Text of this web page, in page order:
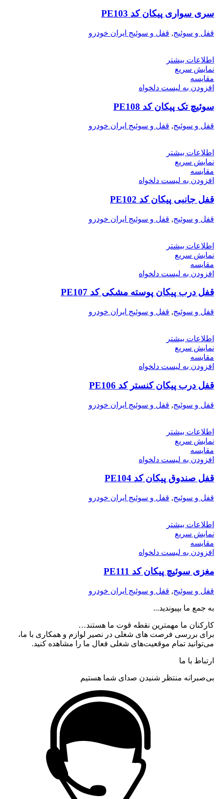
سری سواری پیکان کد PE103
قفل و سوئیج, قفل و سوئیج ایران خودرو
اطلاعات بیشتر
نمایش سریع
مقایسه
افزودن به لیست دلخواه
سوئیچ تک پیکان کد PE108
قفل و سوئیج, قفل و سوئیج ایران خودرو
اطلاعات بیشتر
نمایش سریع
مقایسه
افزودن به لیست دلخواه
قفل جانبی پیکان کد PE102
قفل و سوئیج, قفل و سوئیج ایران خودرو
اطلاعات بیشتر
نمایش سریع
مقایسه
افزودن به لیست دلخواه
قفل درب پیکان پوسته مشکی کد PE107
قفل و سوئیج, قفل و سوئیج ایران خودرو
اطلاعات بیشتر
نمایش سریع
مقایسه
افزودن به لیست دلخواه
قفل درب پیکان کنستر کد PE106
قفل و سوئیج, قفل و سوئیج ایران خودرو
اطلاعات بیشتر
نمایش سریع
مقایسه
افزودن به لیست دلخواه
قفل صندوق پیکان کد PE104
قفل و سوئیج, قفل و سوئیج ایران خودرو
اطلاعات بیشتر
نمایش سریع
مقایسه
افزودن به لیست دلخواه
مغزی سوئیچ پیکان کد PE111
قفل و سوئیج, قفل و سوئیج ایران خودرو
به جمع ما بپیوندید...
کارکنان ما مهمترین نقطه قوت ما هستند…
برای بررسی فرصت های شغلی در نصیر لوازم و همکاری با ما،
می‌توانید تمام موقعیت‌های شغلی فعال ما را مشاهده کنید.
ارتباط با ما
بی‌صبرانه منتظر شنیدن صدای شما هستیم